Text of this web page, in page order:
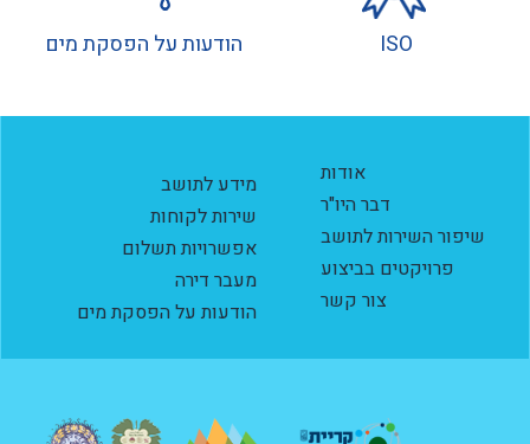
ISO הודעות על הפסקת מים
אודות
דבר היו"ר
שיפור השירות לתושב
פרויקטים בביצוע
צור קשר
מידע לתושב
שירות לקוחות
אפשרויות תשלום
מעבר דירה
הודעות על הפסקת מים